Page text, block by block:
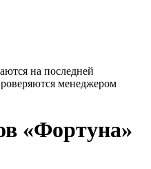
на последней
менеджером
«Фортуна»